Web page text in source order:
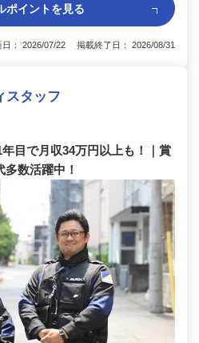
ポイントを見る
日： 2026/07/22 掲載終了日： 2026/08/31
スタッフ
目で月収34万円以上も！｜賞
数活躍中！